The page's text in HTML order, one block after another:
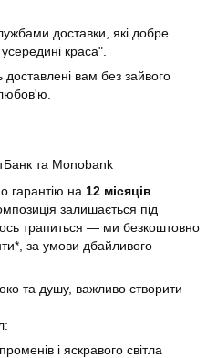
доставки, які добре
краса".
доставлені вам без зайвого
та Monobank
гарантію на 12 місяців
залишається під
трапиться — ми безкоштовно
за умови дбайливого
та душу, важливо створити
і яскравого світла